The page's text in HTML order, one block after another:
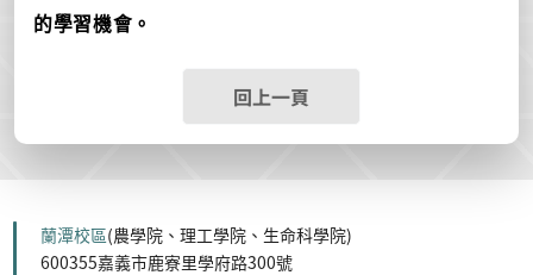
的學習機會。
回上一頁
蘭潭校區(農學院、理工學院、生命科學院)
600355嘉義市鹿寮里學府路300號